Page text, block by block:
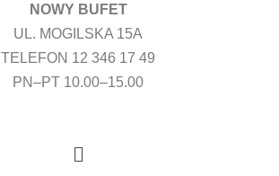
NOWY BUFET
UL. MOGILSKA 15A
TELEFON 12 346 17 49
PN–PT 10.00–15.00
Menu